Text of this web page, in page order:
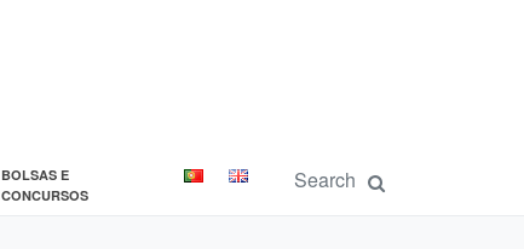
BOLSAS E
CONCURSOS